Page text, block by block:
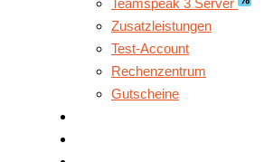
Teamspeak 3 Server
Zusatzleistungen
Test-Account
Rechenzentrum
Gutscheine